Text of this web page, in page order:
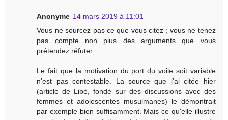
Anonyme 14 mars 2019 à 11:01
Vous ne sourcez pas ce que vous citez ; vous ne tenez
pas compte non plus des arguments que vous
prétendez réfuter.
Le fait que la motivation du port du voile soit variable
n'est pas contestable. La source que j'ai citée hier
(article de Libé, fondé sur des discussions avec des
femmes et adolescentes musulmanes) le démontrait
par exemple bien suffisamment. Mais ce qu'elle illustre